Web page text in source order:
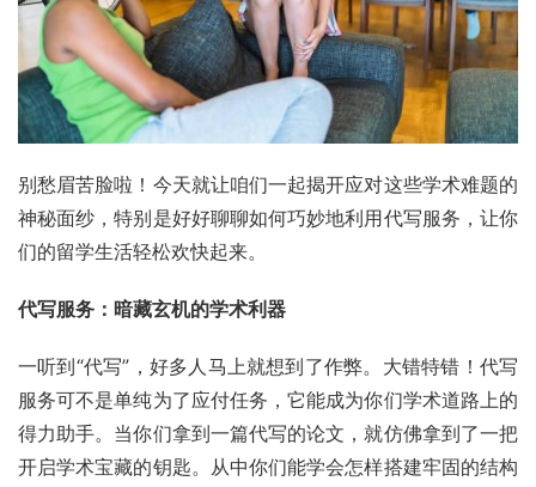
别愁眉苦脸啦！今天就让咱们一起揭开应对这些学术难题的
神秘面纱，特别是好好聊聊如何巧妙地利用代写服务，让你
们的留学生活轻松欢快起来。
代写服务：暗藏玄机的学术利器
一听到“代写”，好多人马上就想到了作弊。大错特错！代写
服务可不是单纯为了应付任务，它能成为你们学术道路上的
得力助手。当你们拿到一篇代写的论文，就仿佛拿到了一把
开启学术宝藏的钥匙。从中你们能学会怎样搭建牢固的结构